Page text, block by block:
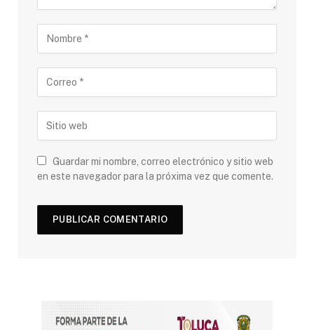
Guardar mi nombre, correo electrónico y sitio web
en este navegador para la próxima vez que comente.